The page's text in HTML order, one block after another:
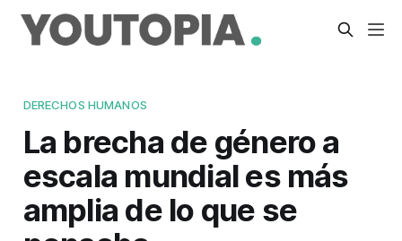
DERECHOS HUMANOS
La brecha de género a
escala mundial es más
amplia de lo que se